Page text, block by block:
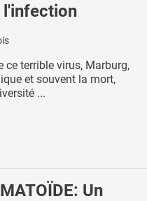
l'infection
ce terrible virus, Marburg,
et souvent la mort,
...
Un